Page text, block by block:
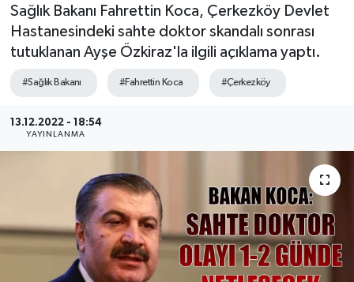
Sağlık Bakanı Fahrettin Koca, Çerkezköy Devlet
Hastanesindeki sahte doktor skandalı sonrası
tutuklanan Ayşe Özkiraz'la ilgili açıklama yaptı.
#Sağlık Bakanı #Fahrettin Koca #Çerkezköy
13.12.2022 - 18:54
YAYINLANMA
Siyaset
Sağlık
Teknoloji
Yaşam
Tüm Manşetler